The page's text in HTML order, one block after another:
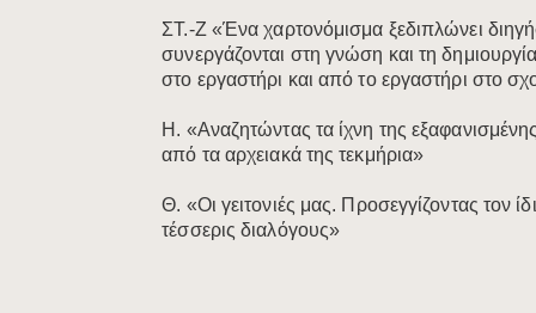
ΣΤ.-Ζ «Ένα χαρτονόμισμα ξεδιπλώνει
συνεργάζονται στη γνώση και τη
στο εργαστήρι και από το εργαστήρι στο
Η. «Αναζητώντας τα ίχνη της
από τα αρχειακά της τεκμήρια»
Θ. «Οι γειτονιές μας. Προσεγγίζοντας τον
τέσσερις διαλόγους»​​